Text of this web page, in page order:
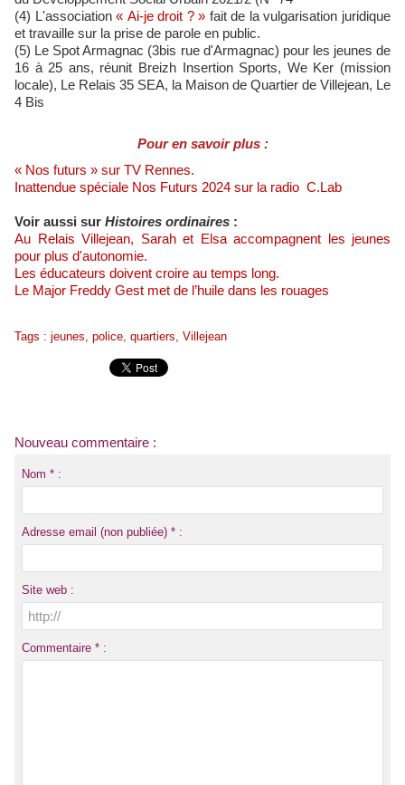
(4) L'association« Ai-je droit ? » fait de la vulgarisation juridique
et travaille sur la prise de parole en public.
(5) Le Spot Armagnac (3bis rue d'Armagnac) pour les jeunes de
16 à 25 ans, réunit Breizh Insertion Sports, We Ker (mission
locale), Le Relais 35 SEA, la Maison de Quartier de Villejean, Le
4 Bis
Pour en savoir plus :
« Nos futurs » sur TV Rennes.
Inattendue spéciale Nos Futurs 2024 sur la radio C.Lab
Voir aussi sur Histoires ordinaires :
Au Relais Villejean, Sarah et Elsa accompagnent les jeunes
pour plus d'autonomie.
Les éducateurs doivent croire au temps long.
Le Major Freddy Gest met de l’huile dans les rouages
Tags : jeunes police quartiers Villejean
Nouveau commentaire :
Nom * :
Adresse email (non publiée) * :
Site web :
Commentaire * :